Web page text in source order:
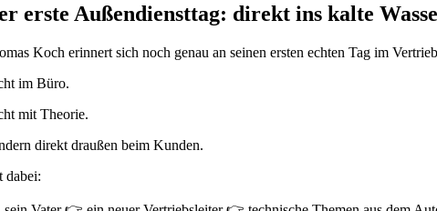
erste Außendiensttag: direkt ins kalte
Koch erinnert sich noch genau an seinen ersten echten Tag im
im Büro.
mit Theorie.
direkt draußen beim Kunden.
dabei: